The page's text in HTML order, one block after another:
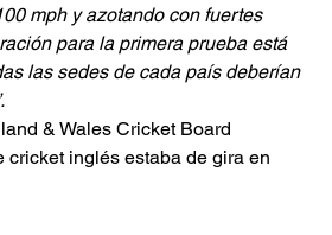
mph y azotando con fuertes
para la primera prueba está
las sedes de cada país deberían
& Wales Cricket Board
cricket inglés estaba de gira en